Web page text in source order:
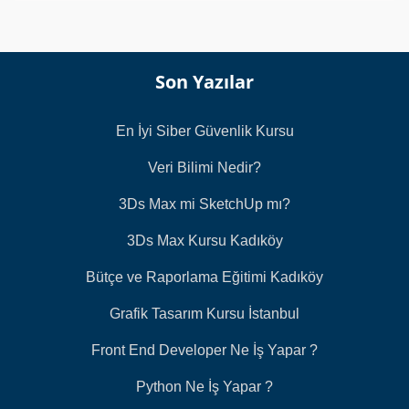
Son Yazılar
En İyi Siber Güvenlik Kursu
Veri Bilimi Nedir?
3Ds Max mi SketchUp mı?
3Ds Max Kursu Kadıköy
Bütçe ve Raporlama Eğitimi Kadıköy
Grafik Tasarım Kursu İstanbul
Front End Developer Ne İş Yapar ?
Python Ne İş Yapar ?